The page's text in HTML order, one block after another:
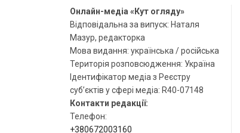
Онлайн-медіа «Кут огляду»
Відповідальна за випуск: Наталя
Мазур, редакторка
Мова видання: українська / російська
Територія розповсюдження: Україна
Ідентифікатор медіа з Реєстру
суб’єктів у сфері медіа: R40-07148
Контакти редакції:
Телефон:
+380672003160